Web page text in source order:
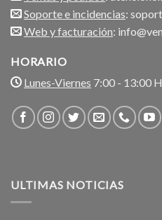
Soporte e incidencias:
Web y facturación:
HORARIO
Lunes-Viernes 7:00 - 13:00
ULTIMAS NOTICIAS